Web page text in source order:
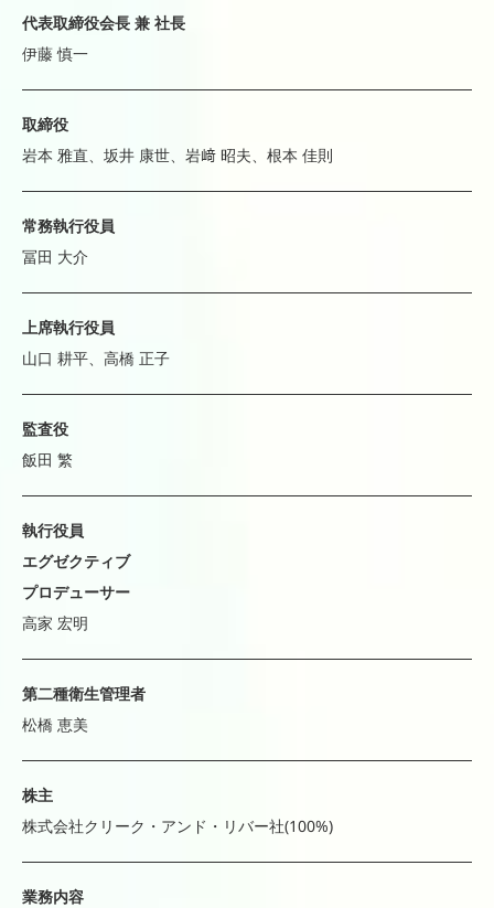
代表取締役会長 兼 社長
伊藤 慎一
取締役
岩本 雅直、坂井 康世、岩﨑 昭夫、根本 佳則
常務執行役員
冨田 大介
上席執行役員
山口 耕平、高橋 正子
監査役
飯田 繁
執行役員
エグゼクティブ
プロデューサー
高家 宏明
第二種衛生管理者
松橋 恵美
株主
株式会社クリーク・アンド・リバー社(100%)
業務内容